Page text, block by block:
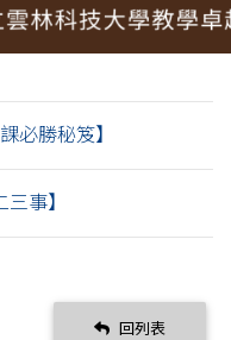
必勝秘笈】
事】
回列表